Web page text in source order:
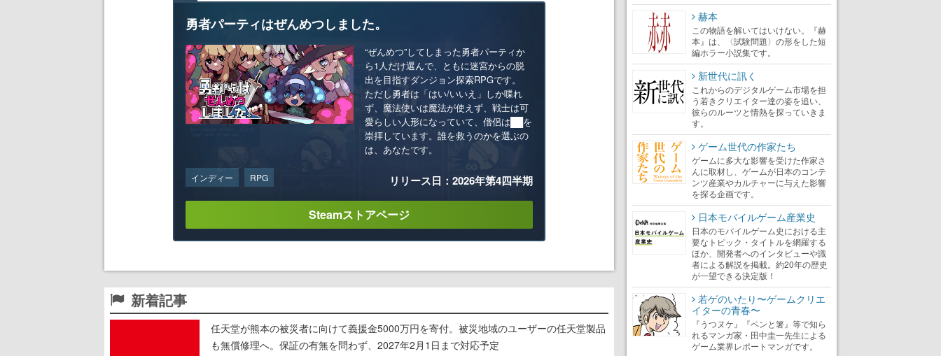
勇者パーティはぜんめつしました。
“ぜんめつ”してしまった勇者パーティか
ら1人だけ選んで、ともに迷宮からの脱
出を目指すダンジョン探索RPGです。
ただし勇者は「はい/いいえ」しか喋れ
ず、魔法使いは魔法が使えず、戦士は可
愛らしい人形になっていて、僧侶は██を
崇拝しています。誰を救うのかを選ぶの
は、あなたです。
インディー RPG リリース日：2026年第4四半期
Steamストアページ
新着記事
任天堂が熊本の被災者に向けて義援金5000万円を寄付。被災地域のユーザーの任天堂製品
も無償修理へ。保証の有無を問わず、2027年2月1日まで対応予定
赫本
この物語を解いてはいけない。『赫
本』は、〈試験問題〉の形をした短
編ホラー小説集です。
新世代に訊く
これからのデジタルゲーム市場を担
う若きクリエイター達の姿を追い、
彼らのルーツと情熱を探っていきま
す。
ゲーム世代の作家たち
ゲームに多大な影響を受けた作家さ
んに取材し、ゲームが日本のコンテ
ンツ産業やカルチャーに与えた影響
を探る企画です。
日本モバイルゲーム産業史
日本のモバイルゲーム史における主
要なトピック・タイトルを網羅する
ほか、開発者へのインタビューや識
者による解説を掲載。約20年の歴史
が一望できる決定版！
若ゲのいたり〜ゲームクリエ
イターの青春〜
『うつヌケ』『ペンと箸』等で知ら
れるマンガ家・田中圭一先生による
ゲーム業界レポートマンガです。